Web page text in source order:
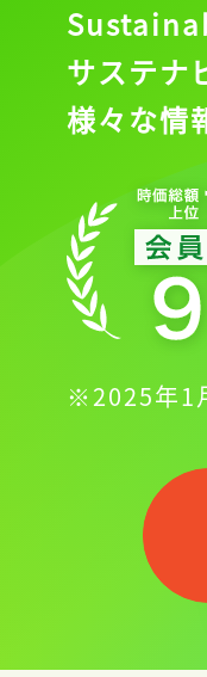
サステナ
様々な情
※2025年1